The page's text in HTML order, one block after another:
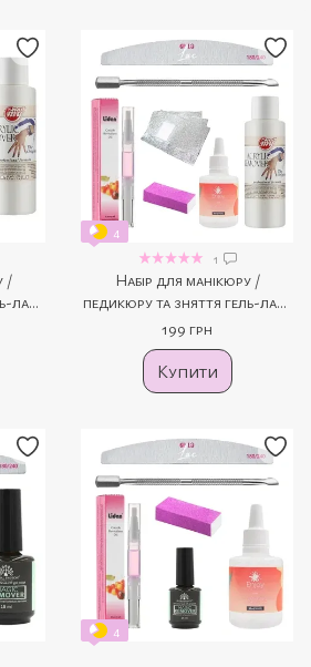
засобів Тальк для манікюру
/
лаку
4
1
Набір для манікюру /
педикюру та зняття гель-лаку
№2 (7 продуктів)
199 грн
Купити
4